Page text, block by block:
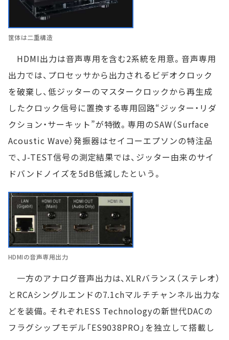
筐体は二重構造
HDMI出力は音声専用を含む2系統を用意。音声専用
出力では、プロセッサから出力されるビデオクロック
を破棄し、低ジッターのマスタークロックから再生成
したクロック信号に置換する専用回路“ジッター・リダ
クション・サーキット”が特徴。専用のSAW（Surface
Acoustic Wave）発振器はセイコーエプソンの特注品
で、J-TEST信号の測定結果では、ジッター由来のサイ
ドバンドノイズを5dB低減したという。
HDMIの音声専用出力
一方のアナログ音声出力は、XLRバランス（ステレオ）
とRCAシングルエンドの7.1chマルチチャンネル出力な
どを装備。それぞれESS Technologyの新世代DACの
フラグシップモデル「ES9038PRO」を独立して搭載し